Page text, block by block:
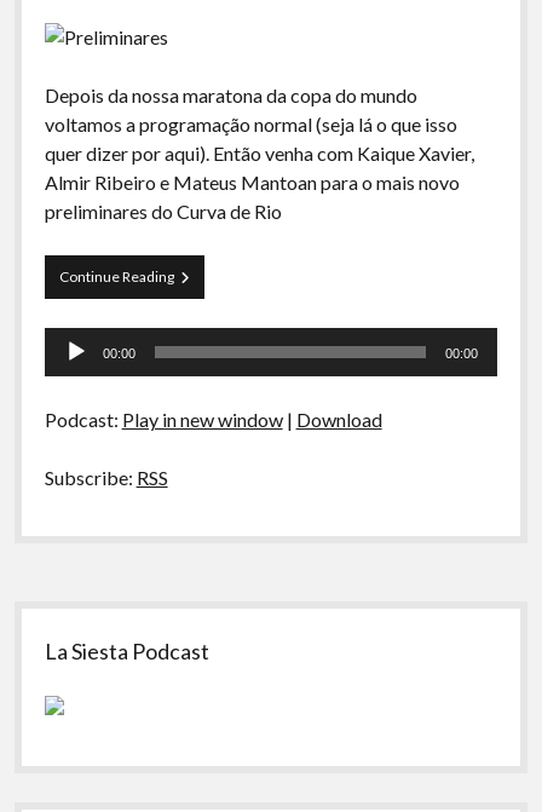
Arquivo CDR
Papo Tranqueira
A Ripa É a Lei
Preliminares
Depois da nossa maratona da copa do mundo
voltamos a programação normal (seja lá o que isso
quer dizer por aqui). Então venha com Kaique Xavier,
Almir Ribeiro e Mateus Mantoan para o mais novo
preliminares do Curva de Rio
Continue ReadingPreliminares
19
H.R.
Death
Tocador
00:00 00:00
Podcast: Play in new window| Download
Subscribe: RSS
Sidebar
La Siesta Podcast